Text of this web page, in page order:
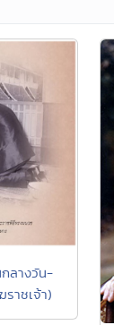
ลางวัน-
าชเจ้า)